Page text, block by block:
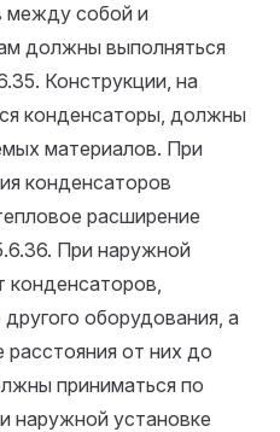
между собой и
должны выполняться
Конструкции, на
конденсаторы, должны
материалов. При
конденсаторов
расширение
При наружной
конденсаторов,
оборудования, а
от них до
приниматься по
наружной установке